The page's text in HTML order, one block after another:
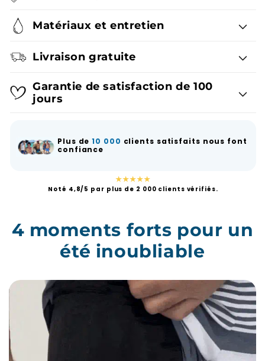
jours
confiance
Noté 4,8/5 par plus de 2 000 clients vérifiés.
4 moments forts pour un
été inoubliable